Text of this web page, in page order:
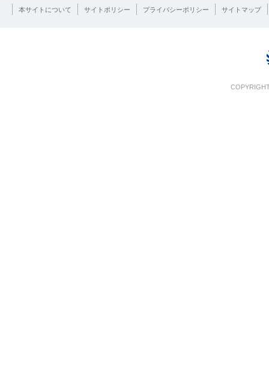
本サイトについて サイトポリシー プライバシーポリシー サイトマップ